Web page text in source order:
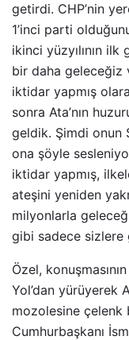
getirdi. CHP’nin
1’inci parti
ikinci yüzyılının
bir daha geleceğiz
iktidar yapmış
sonra Ata’nın
geldik. Şimdi onun
ona şöyle
iktidar yapmış,
ateşini yeniden
milyonlarla
gibi sadece sizlere
Özel,
Yol’dan yürüyerek
mozolesine çelenk
Cumhurbaşkanı